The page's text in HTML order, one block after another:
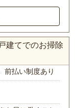
建てでのお掃除
前払い制度あり